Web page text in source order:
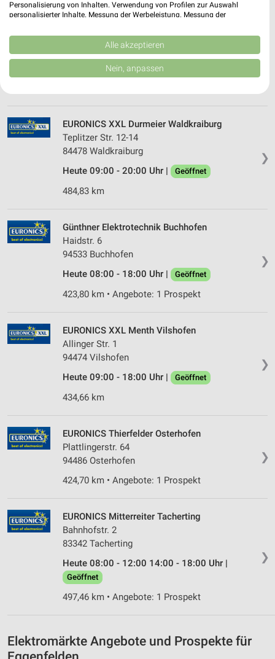
❯
Kreuzstr. 18
84130 Dingolfing
geschlossen
❯
EURONICS XXL Durmeier Waldkraiburg
Teplitzer Str. 12-14
84478 Waldkraiburg
Heute 09:00 - 20:00 Uhr |
Geöffnet
484,83 km
❯
Günthner Elektrotechnik Buchhofen
Haidstr. 6
94533 Buchhofen
Heute 08:00 - 18:00 Uhr |
Geöffnet
423,80 km • Angebote: 1 Prospekt
❯
EURONICS XXL Menth Vilshofen
Allinger Str. 1
94474 Vilshofen
Heute 09:00 - 18:00 Uhr |
Geöffnet
434,66 km
❯
EURONICS Thierfelder Osterhofen
Plattlingerstr. 64
94486 Osterhofen
424,70 km • Angebote: 1 Prospekt
❯
EURONICS Mitterreiter Tacherting
Bahnhofstr. 2
83342 Tacherting
Heute 08:00 - 12:00 14:00 - 18:00 Uhr |
Geöffnet
497,46 km • Angebote: 1 Prospekt
Elektromärkte Angebote und Prospekte für
Personalisierung von Inhalten. Verwendung von Profilen zur Auswahl
personalisierter Inhalte. Messung der Werbeleistung. Messung der
Kombinationen von Daten aus verschiedenen Quellen. Entwicklung und
Verbesserung der Angebote. Verwendung reduzierter Daten zur Auswahl
von Inhalten.
Daten können außerhalb der Europäischen Union weitergegeben und in die
USA gesendet werden.
Website/App.
Wir nutzen Ihre Daten für folgende Zwecke:
IAB-Verarbeitungszwecke:
Speichern von oder Zugriff auf Informationen
auf einem Endgerät
Verwendung reduzierter Daten zur Auswahl von
Erstellung von Profilen für personalisierte
Werbung
Verwendung von Profilen zur Auswahl
personalisierter Werbung
Verwendung von Profilen zur Auswahl
personalisierter Inhalte
Messung der Werbeleistung
Messung der Performance von Inhalten
Analyse von Zielgruppen durch Statistiken oder
Kombinationen von Daten aus verschiedenen
Quellen
Inhalten
IAB-Besonderheiten:
Verwendung genauer Standortdaten
Geräte anhand von aktiv angeforderten
Informationen identifizieren
Nicht-IAB-Verarbeitungszwecke:
Performance
Alle akzeptieren
Nein, anpassen